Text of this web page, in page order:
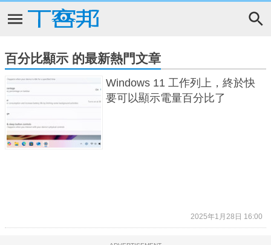
百分比顯示 的最新熱門文章
Windows 11 工作列上，終於快
要可以顯示電量百分比了
2025年1月28日 16:00